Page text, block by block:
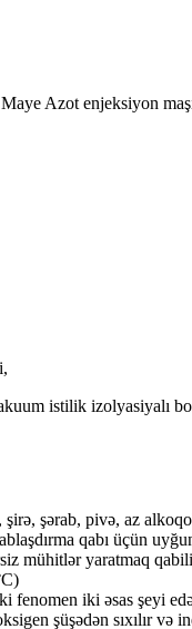
Azot enjeksiyon
istilik izolyasiyalı
şərab, pivə, az
qabı üçün
mühitlər yaratmaq
fenomen iki əsas şeyi
şüşədən sıxılır